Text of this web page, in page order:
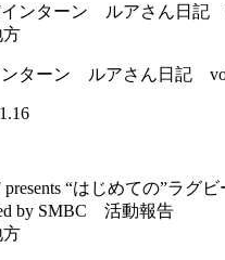
方
ンターン ルアさん日記
方